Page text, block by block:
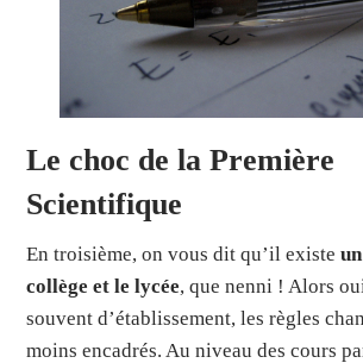
Le choc de la Première
Scientifique
En troisième, on vous dit qu’il existe
collège et le lycée, que nenni ! Alors
souvent d’établissement, les règles
moins encadrés. Au niveau des cours